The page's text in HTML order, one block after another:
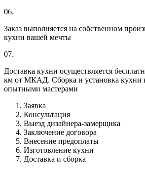
06.
Заказ выполняется на собственном
кухни вашей мечты
07.
Доставка кухни осуществляется
км от МКАД. Сборка и установка кухни
опытными мастерами
Заявка
Консультация
Выезд дизайнера-замерщика
Заключение договора
Внесение предоплаты
Изготовление кухни
Доставка и сборка